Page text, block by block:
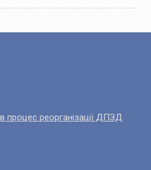
процес реорганізації ДПЗД